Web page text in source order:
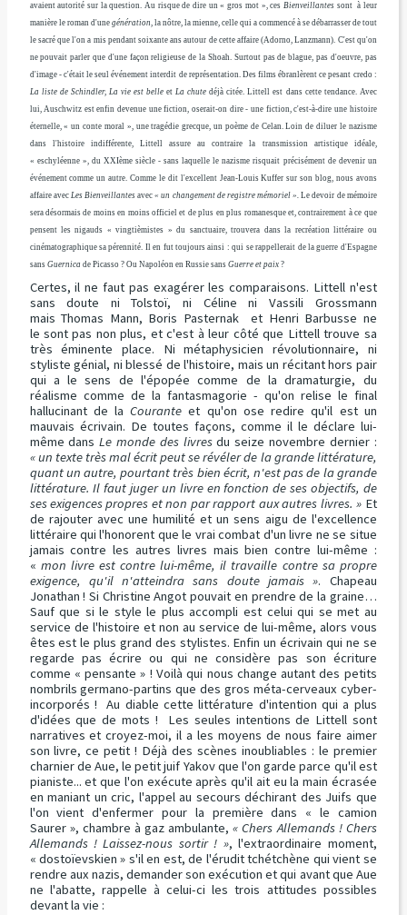
avaient autorité sur la question. Au risque de dire un « gros mot », ces Bienveillantessont à leur
manière le roman d'une génération, la nôtre, la mienne, celle qui a commencé à se débarrasser de tout
le sacré que l'on a mis pendant soixante ans autour de cette affaire (Adorno, Lanzmann). C'est qu'on
ne pouvait parler que d'une façon religieuse de la Shoah. Surtout pas de blague, pas d'oeuvre, pas
d'image - c'était le seul événement interdit de représentation. Des films ébranlèrent ce pesant credo :
La liste de Schindler, La vie est belle etLa chute déjà citée. Littell est dans cette tendance. Avec
lui, Auschwitz est enfin devenue une fiction, oserait-on dire - une fiction, c'est-à-dire une histoire
éternelle, « un conte moral », une tragédie grecque, un poème de Celan. Loin de diluer le nazisme
dans l'histoire indifférente, Littell assure au contraire la transmission artistique idéale,
« eschyléenne », du XXIème siècle - sans laquelle le nazisme risquait précisément de devenir un
événement comme un autre. Comme le dit l'excellent Jean-Louis Kuffer sur son blog, nous avons
affaire avec Les Bienveillantesavec« un changement de registre mémoriel ». Le devoir de mémoire
sera désormais de moins en moins officiel et de plus en plus romanesque et, contrairement à ce que
pensent les nigauds « vingtièmistes » du sanctuaire, trouvera dans la recréation littéraire ou
cinématographique sa pérennité. Il en fut toujours ainsi : qui se rappellerait de la guerre d'Espagne
sans Guernica de Picasso ? Ou Napoléon en Russie sans Guerre et paix?
Certes, il ne faut pas exagérer les comparaisons. Littell n'est
sans doute ni Tolstoï, ni Céline ni Vassili Grossmann
mais Thomas Mann, Boris Pasternak et Henri Barbusse ne
le sont pas non plus, et c'est à leur côté que Littell trouve sa
très éminente place. Ni métaphysicien révolutionnaire, ni
styliste génial, ni blessé de l'histoire, mais un récitant hors pair
qui a le sens de l'épopée comme de la dramaturgie, du
réalisme comme de la fantasmagorie - qu'on relise le final
hallucinant de laCourante et qu'on ose redire qu'il est un
mauvais écrivain. De toutes façons, comme il le déclare lui-
même dansLe monde des livresdu seize novembre dernier :
« un texte très mal écrit peut se révéler de la grande littérature,
quant un autre, pourtant très bien écrit, n'est pas de la grande
littérature. Il faut juger un livre en fonction de ses objectifs, de
ses exigences propres et non par rapport aux autres livres. » Et
de rajouter avec une humilité et un sens aigu de l'excellence
littéraire qui l'honorent que le vrai combat d'un livre ne se situe
jamais contre les autres livres mais bien contre lui-même :
« mon livre est contre lui-même, il travaille contre sa propre
exigence, qu'il n'atteindra sans doute jamais ». Chapeau
Jonathan ! Si Christine Angot pouvait en prendre de la graine…
Sauf que si le style le plus accompli est celui qui se met au
service de l'histoire et non au service de lui-même, alors vous
êtes est le plus grand des stylistes. Enfin un écrivain qui ne se
regarde pas écrire ou qui ne considère pas son écriture
comme « pensante » ! Voilà qui nous change autant des petits
nombrils germano-partins que des gros méta-cerveaux cyber-
incorporés ! Au diable cette littérature d'intention qui a plus
d'idées que de mots ! Les seules intentions de Littell sont
narratives et croyez-moi, il a les moyens de nous faire aimer
son livre, ce petit ! Déjà des scènes inoubliables : le premier
charnier de Aue, le petit juif Yakov que l'on garde parce qu'il est
pianiste... et que l'on exécute après qu'il ait eu la main écrasée
en maniant un cric, l'appel au secours déchirant des Juifs que
l'on vient d'enfermer pour la première dans « le camion
Saurer », chambre à gaz ambulante,« Chers Allemands ! Chers
Allemands ! Laissez-nous sortir ! », l'extraordinaire moment,
« dostoïevskien » s'il en est, de l'érudit tchétchène qui vient se
rendre aux nazis, demander son exécution et qui avant que Aue
ne l'abatte, rappelle à celui-ci les trois attitudes possibles
devant la vie :